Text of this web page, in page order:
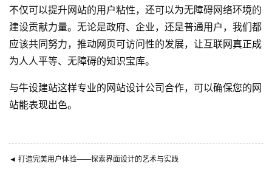
不仅可以提升网站的用户粘性，还可以为无障碍网络环境的
建设贡献力量。无论是政府、企业，还是普通用户，我们都
应该共同努力，推动网页可访问性的发展，让互联网真正成
为人人平等、无障碍的知识宝库。
与牛设建站这样专业的网站设计公司合作，可以确保您的网
站能表现出色。
◄ 打造完美用户体验——探索界面设计的艺术与实践